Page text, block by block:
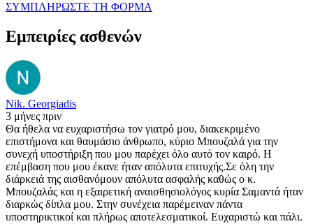
ΣΥΜΠΛΗΡΩΣΤΕ ΤΗ ΦΟΡΜΑ
Εμπειρίες ασθενών
Nik. Georgiadis
3 μήνες πριν
Θα ήθελα να ευχαριστήσω τον γιατρό μου, διακεκριμένο
επιστήμονα και θαυμάσιο άνθρωπο, κύριο Μπουζαλά για την
συνεχή υποστήριξη που μου παρέχει όλο αυτό τον καιρό. Η
επέμβαση που μου έκανε ήταν απόλυτα επιτυχής.Σε όλη την
διάρκειά της αισθανόμουν απόλυτα ασφαλής καθώς ο κ.
Μπουζαλάς και η εξαιρετική αναισθησιολόγος κυρία Σαμαντά ήταν
διαρκώς δίπλα μου. Στην συνέχεια παρέμειναν πάντα
υποστηρικτικοί και πλήρως αποτελεσματικοί. Ευχαριστώ και πάλι.